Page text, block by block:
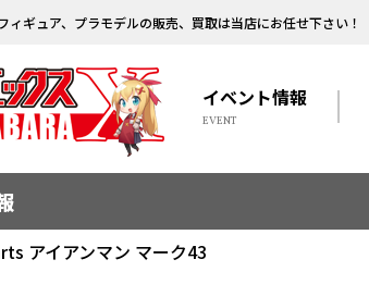
ィギュア、プラモデルの販売、買取は当店にお任せ下さい！
イベント情報
EVENT
アイアンマン マーク43